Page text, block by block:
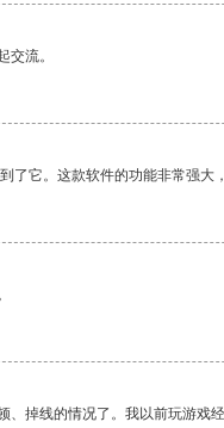
流。
它。这款软件的功能非常强
掉线的情况了。我以前玩游戏